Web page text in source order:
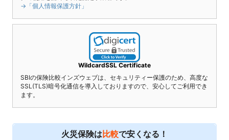
→「個人情報保護方針」
WildcardSSL Certificate
SBIの保険比較インズウェブは、セキュリティー保護のため、高度な
SSL(TLS)暗号化通信を導入しておりますので、安心してご利用でき
ます。
火災保険は比較で安くなる！